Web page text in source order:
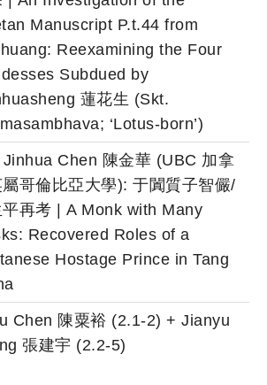
Manuscript P.t.44 from
Reexamining the Four
Subdued by
蓮花生 (Skt.
‘Lotus-born’)
Chen 陳金華 (UBC 加拿
屬哥倫比亞大學): 于闐質子智儼/
平再考 | A Monk with Many
Recovered Roles of a
Hostage Prince in Tang
Chen 陳粟裕 (2.1-2) + Jianyu
張建宇 (2.2-5)